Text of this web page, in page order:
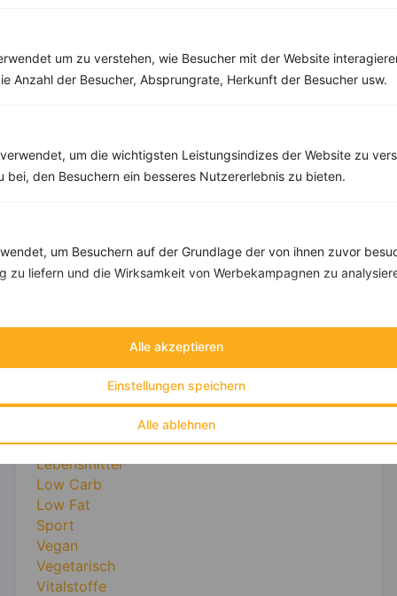
um zu verstehen, wie Besucher mit der Website
Anzahl der Besucher, Absprungrate, Herkunft der Besucher usw.
um die wichtigsten Leistungsindizes der Website zu
bei, den Besuchern ein besseres Nutzererlebnis zu bieten.
um Besuchern auf der Grundlage der von ihnen zuvor
zu liefern und die Wirksamkeit von Werbekampagnen zu
Alle ablehnen
Einstellungen speichern
Alle akzeptieren
Weitere Themen durchsuchen
Alle Themen
Gesunde Ernährung
Gesunde Küche
Kräuter & Gewürze
Lebensmittel
Low Carb
Low Fat
Sport
Vegan
Vegetarisch
Vitalstoffe